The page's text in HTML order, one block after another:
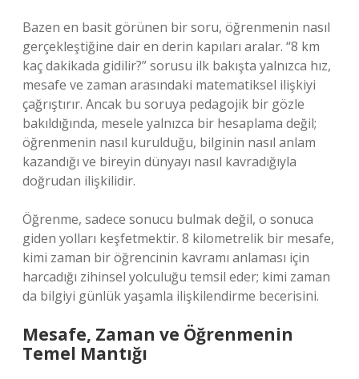
Bazen en basit görünen bir soru, öğrenmenin nasıl
gerçekleştiğine dair en derin kapıları aralar. “8 km
kaç dakikada gidilir?” sorusu ilk bakışta yalnızca hız,
mesafe ve zaman arasındaki matematiksel ilişkiyi
çağrıştırır. Ancak bu soruya pedagojik bir gözle
bakıldığında, mesele yalnızca bir hesaplama değil;
öğrenmenin nasıl kurulduğu, bilginin nasıl anlam
kazandığı ve bireyin dünyayı nasıl kavradığıyla
doğrudan ilişkilidir.
Öğrenme, sadece sonucu bulmak değil, o sonuca
giden yolları keşfetmektir. 8 kilometrelik bir mesafe,
kimi zaman bir öğrencinin kavramı anlaması için
harcadığı zihinsel yolculuğu temsil eder; kimi zaman
da bilgiyi günlük yaşamla ilişkilendirme becerisini.
Mesafe, Zaman ve Öğrenmenin
Temel Mantığı